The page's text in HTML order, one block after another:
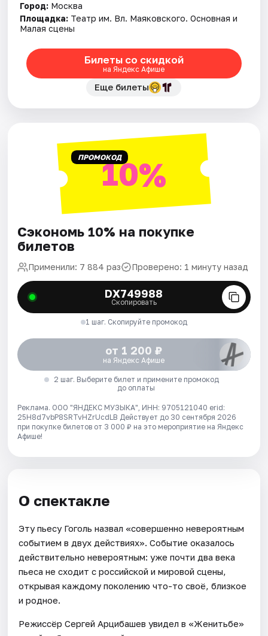
Город: Москва
Площадка: Театр им. Вл. Маяковского. Основная и
Малая сцены
Билеты со скидкой
на Яндекс Афише
Еще билеты
ПРОМОКОД10%
Сэкономь 10% на покупке
билетов
Применили: 7 884 раз Проверено: 1 минуту назад
DX749988
Скопировать
1 шаг. Скопируйте промокод
от 1 200 ₽
на Яндекс Афише
2 шаг. Выберите билет и примените промокод
до оплаты
Реклама. ООО "ЯНДЕКС МУЗЫКА", ИНН: 9705121040 erid:
25H8d7vbP8SRTvHZrUcdLB Действует до 30 сентября 2026
при покупке билетов от 3 000 ₽ на это мероприятие на Яндекс
Афише!
О спектакле
Эту пьесу Гоголь назвал «совершенно невероятным
событием в двух действиях». Событие оказалось
действительно невероятным: уже почти два века
пьеса не сходит с российской и мировой сцены,
открывая каждому поколению что-то своё, близкое
и родное.
Режиссёр Сергей Арцибашев увидел в «Женитьбе»